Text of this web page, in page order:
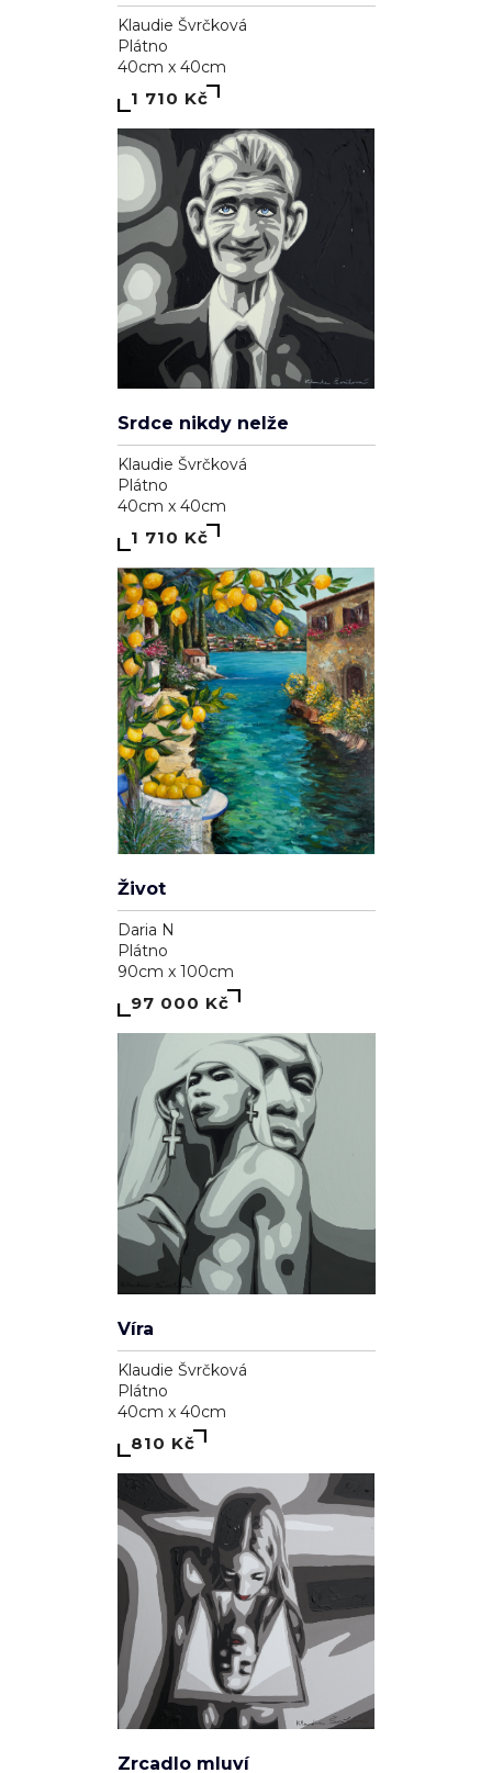
Klaudie Švrčková
Plátno
40cm x 40cm
1 710 Kč
Srdce nikdy nelže
Klaudie Švrčková
Plátno
40cm x 40cm
1 710 Kč
Život
Daria N
Plátno
90cm x 100cm
97 000 Kč
Víra
Klaudie Švrčková
Plátno
40cm x 40cm
810 Kč
Zrcadlo mluví